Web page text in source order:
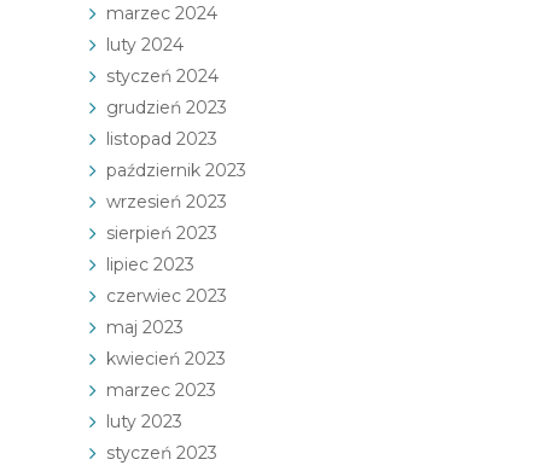
marzec 2024
luty 2024
styczeń 2024
grudzień 2023
listopad 2023
październik 2023
wrzesień 2023
sierpień 2023
lipiec 2023
czerwiec 2023
maj 2023
kwiecień 2023
marzec 2023
luty 2023
styczeń 2023